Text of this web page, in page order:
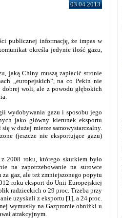
03.04.2013
publicznej informację, że impas w
określa jedynie ilość gazu,
jaką Chiny muszą zapłacić stronie
,,europejskich”, na co Pekin nie
woli, ale z powodu głębokich
wydobywania gazu i sposobu jego
jako główny kierunek eksportu
w dużej mierze samowystarczalny.
(jeszcze nie eksportujące gazu)
2008 roku, którego skutkiem było
na zapotrzebowanie na surowce
za gaz, ale też zmniejszonego popytu
roku eksport do Unii Europejskiej
radzieckich o 29 proc. Trzeba przy
uzyskali z eksportu [1], a 24 proc.
wymusiły na Gazpromie obniżki u
atrakcyjnym.